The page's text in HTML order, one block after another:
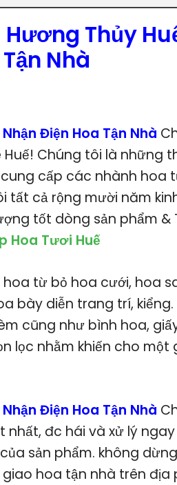
Thủy
Nhà
Điện Hoa Tận Nhà
Chúng tôi là những
cấp các nhành hoa
tất cả rộng mười năm
tốt dòng sản phẩm &
Hoa Tươi Huế
từ bỏ hoa cưới, hoa
bày diễn trang trí, kiểng.
cũng như bình hoa,
lọc nhằm khiến cho một
Điện Hoa Tận Nhà
đc hái và xử lý
sản phẩm. không
hoa tận nhà trên địa